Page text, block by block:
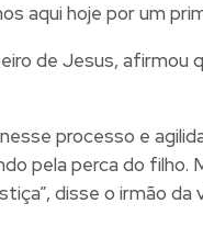
aqui hoje por um
de Jesus, afirmou
processo e
pela perca do filho.
disse o irmão da